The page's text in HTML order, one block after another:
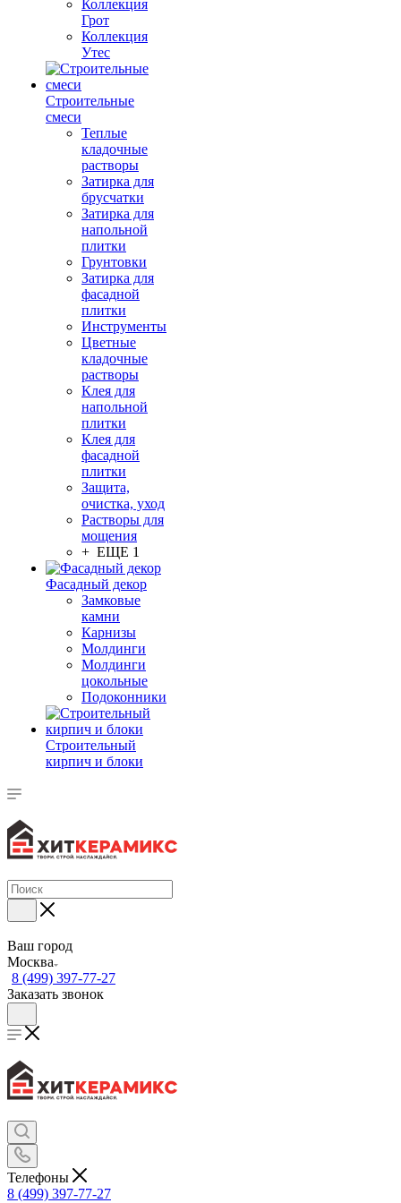
Коллекция
Грот
Коллекция
Утес
Строительные
смеси
Теплые
кладочные
растворы
Затирка для
брусчатки
Затирка для
напольной
плитки
Грунтовки
Затирка для
фасадной
плитки
Инструменты
Цветные
кладочные
растворы
Клея для
напольной
плитки
Клея для
фасадной
плитки
Защита,
очистка, уход
Растворы для
мощения
+ ЕЩЕ 1
Фасадный декор
Замковые
камни
Карнизы
Молдинги
Молдинги
цокольные
Подоконники
Строительный
кирпич и блоки
Ваш город
Москва
8 (499) 397-77-27
Заказать звонок
Телефоны
8 (499) 397-77-27